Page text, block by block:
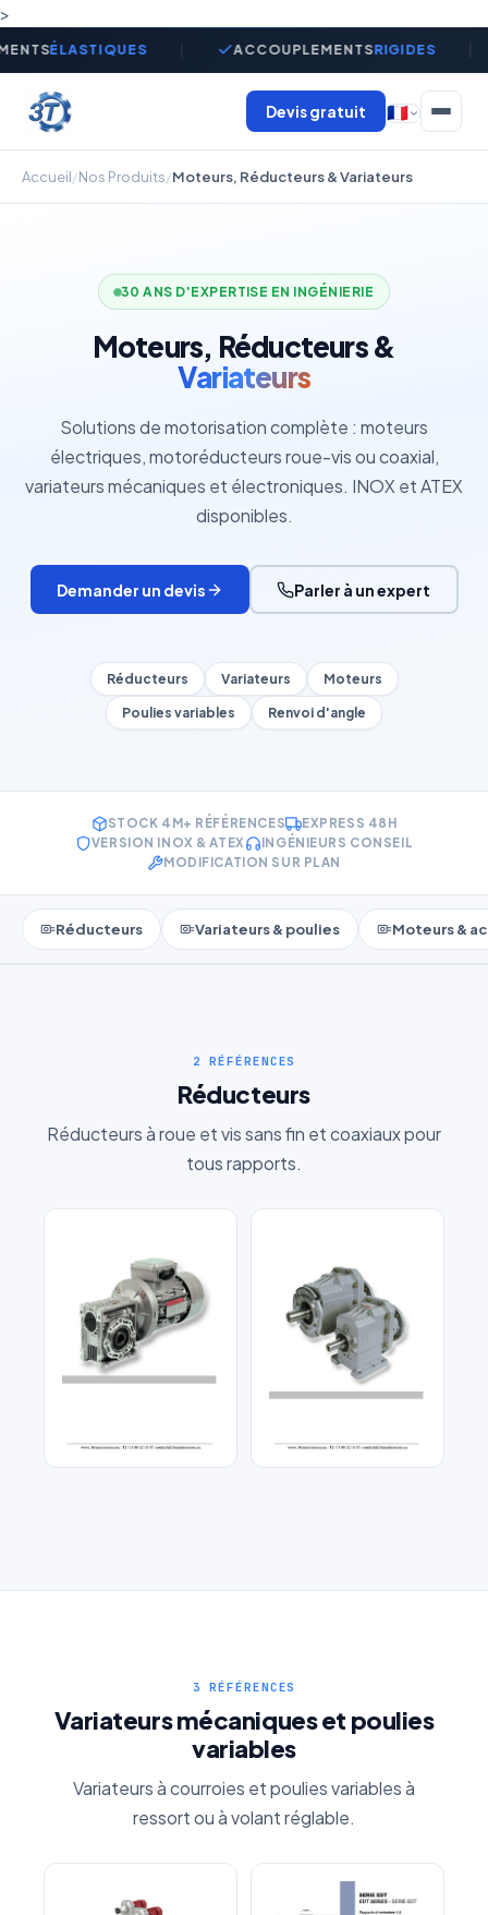
>
ÉLASTIQUES ACCOUPLEMENTSRIGIDES
Devis gratuit 🇫🇷
Accueil/Nos Produits/Moteurs, Réducteurs & Variateurs
30 ANS D'EXPERTISE EN INGÉNIERIE
Moteurs, Réducteurs &
Variateurs
Solutions de motorisation complète : moteurs
électriques, motoréducteurs roue-vis ou coaxial,
variateurs mécaniques et électroniques. INOX et ATEX
disponibles.
Demander un devis Parler à un expert
Réducteurs Variateurs Moteurs
Poulies variables Renvoi d'angle
STOCK 4M+ RÉFÉRENCES
EXPRESS 48H
VERSION INOX & ATEX
INGÉNIEURS CONSEIL
MODIFICATION SUR PLAN
Réducteurs Variateurs & poulies Moteurs &
2 RÉFÉRENCES
Réducteurs
Réducteurs à roue et vis sans fin et coaxiaux pour
tous rapports.
3 RÉFÉRENCES
Variateurs mécaniques et poulies
variables
Variateurs à courroies et poulies variables à
ressort ou à volant réglable.